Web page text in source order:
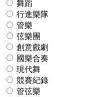
舞蹈
行進樂隊
管樂
弦樂團
創意戲劇
國樂合奏
現代舞
競賽紀錄
管弦樂